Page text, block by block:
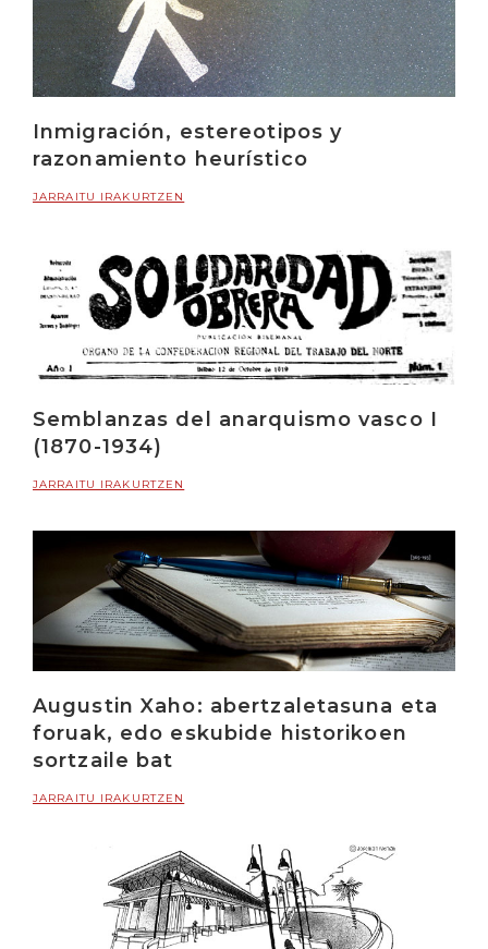
Inmigración, estereotipos y
razonamiento heurístico
JARRAITU IRAKURTZEN
Semblanzas del anarquismo vasco I
(1870-1934)
JARRAITU IRAKURTZEN
Augustin Xaho: abertzaletasuna eta
foruak, edo eskubide historikoen
sortzaile bat
JARRAITU IRAKURTZEN